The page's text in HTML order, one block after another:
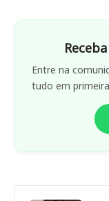
Entre na
tudo em